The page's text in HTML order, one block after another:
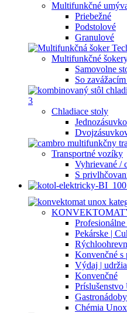
Multifunkčné
Priebežné
Podstolové
Granulové
Multifunkčné
Samovolne
So
Chladiace stoly
Transportné vozíky
Vyhrievané /
S
Pekárske |
Konvenčné s
Výdaj |
Konvenčné
Príslušenstvo
Chémia Unox